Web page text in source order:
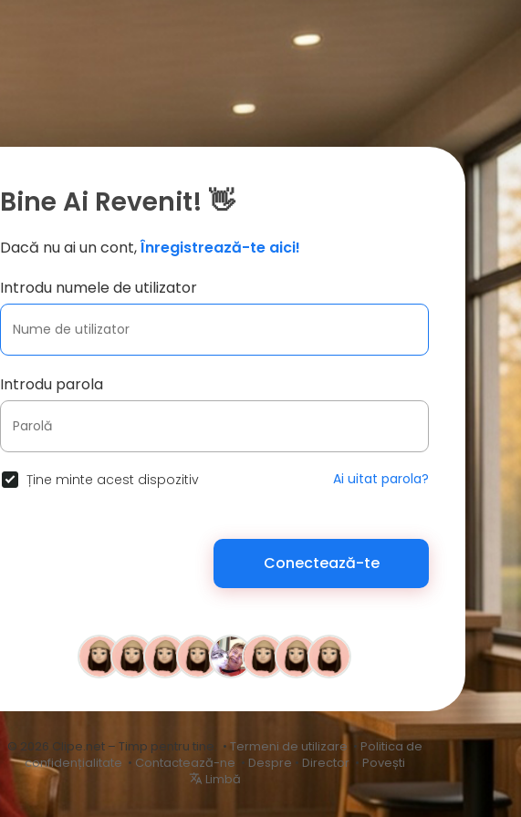
Bine Ai Revenit! 👋
Dacă nu ai un cont,Înregistrează-te aici!
Introdu numele de utilizator
Introdu parola
Ține minte acest dispozitiv Ai uitat parola?
Conectează-te
© 2026 Clipe.net – Timp pentru tine. • Termeni de utilizare • Politica de
confidențialitate • Contactează-ne • Despre • Director• Povești
Limbă